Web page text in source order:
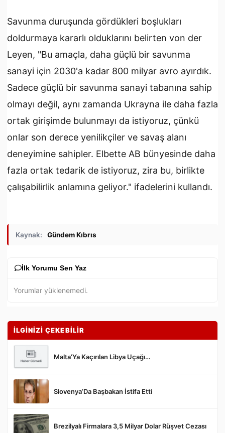
Savunma duruşunda gördükleri boşlukları
doldurmaya kararlı olduklarını belirten von der
Leyen, "Bu amaçla, daha güçlü bir savunma
sanayi için 2030'a kadar 800 milyar avro ayırdık.
Sadece güçlü bir savunma sanayi tabanına sahip
olmayı değil, aynı zamanda Ukrayna ile daha fazla
ortak girişimde bulunmayı da istiyoruz, çünkü
onlar son derece yenilikçiler ve savaş alanı
deneyimine sahipler. Elbette AB bünyesinde daha
fazla ortak tedarik de istiyoruz, zira bu, birlikte
çalışabilirlik anlamına geliyor." ifadelerini kullandı.
Kaynak: Gündem Kıbrıs
İlk Yorumu Sen Yaz
Gönder
Yorumlar yüklenemedi.
İLGİNİZİ ÇEKEBİLİR
Malta’Ya Kaçırılan Libya Uçağı…
Slovenya’Da Başbakan İstifa Etti
Brezilyalı Firmalara 3,5 Milyar Dolar Rüşvet Cezası